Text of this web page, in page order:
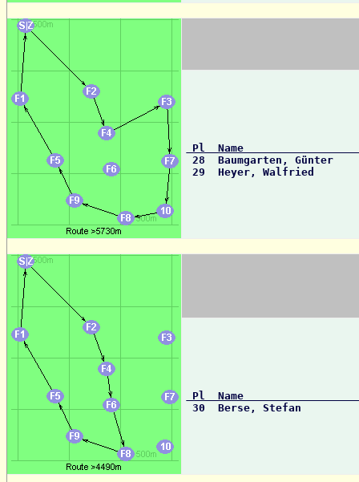
Pl  Name
28  Baumgarten,
29  Heyer, Walfried
Pl  Name
30  Berse, Stefan